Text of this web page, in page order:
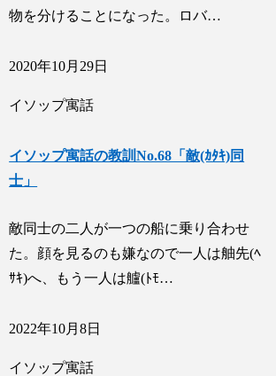
物を分けることになった。ロバ…
2020年10月29日
イソップ寓話
イソップ寓話の教訓No.68「敵(ｶﾀｷ)同
士」
敵同士の二人が一つの船に乗り合わせ
た。顔を見るのも嫌なので一人は舳先(ﾍ
ｻｷ)へ、もう一人は艫(ﾄﾓ…
2022年10月8日
イソップ寓話